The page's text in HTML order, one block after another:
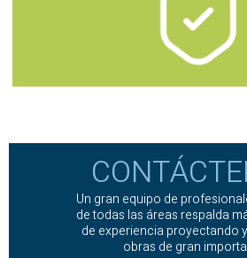
Clientes
Un gran equipo de
de todas las áreas respalda
de experiencia proyectando
obras de gran